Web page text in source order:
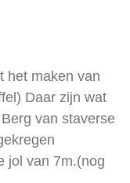
het maken van
Daar zijn wat
van staverse
jol van 7m.(nog